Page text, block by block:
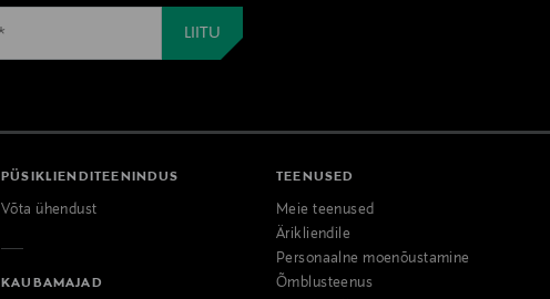
PÜSIKLIENDITEENINDUS
Võta ühendust
KAUBAMAJAD
TEENUSED
Meie teenused
Ärikliendile
Personaalne moenõustamine
Õmblusteenus